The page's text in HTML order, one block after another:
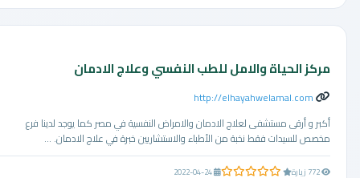
مركز الحياة والامل للطب النفسي وعلاج الادمان
http://elhayahwelamal.com
أكبر و أرقى مستشفى لعلاج الادمان والامراض النفسية في مصر كما يوجد لدينا فرع
مخصص للسيدات فقط نخبة من الأطباء والاستشاريين خبرة في علاج الادمان. ...
0.0 من 5 نجوم
2022-04-24